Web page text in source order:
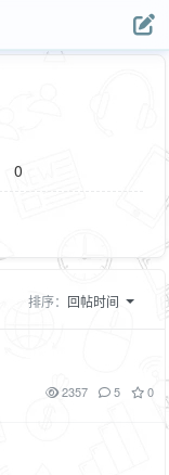
0
排序： 回帖时间
2357 5 0